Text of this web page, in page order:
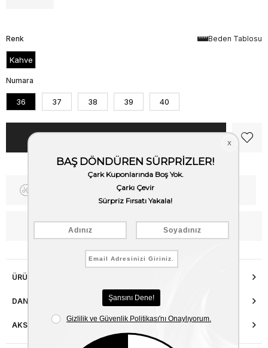
Beden Tablosu
Renk
Kahve
Numara
36 37 38 39 40
Fiyat Düşünce Haber Ver
WhatsApp’tan Bilgi Al
ÜRÜN ÖZELLIKLERI
DANIŞMA HATTI
AKSESUAR ONARIMI